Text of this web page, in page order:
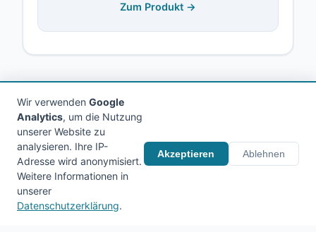
Zum Produkt →
© 2026 Holitschke Werkstattausrüstung. Alle
Rechte vorbehalten.
Impressum
Wir verwenden Google
Analytics, um die Nutzung
unserer Website zu
analysieren. Ihre IP-
Adresse wird anonymisiert.
Weitere Informationen in
unserer
Datenschutzerklärung.
Akzeptieren Ablehnen